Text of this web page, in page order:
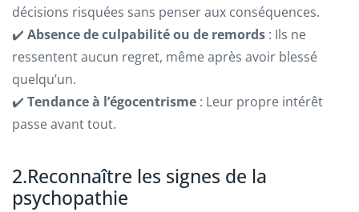
décisions risquées sans penser aux conséquences.
✔️ Absence de culpabilité ou de remords : Ils ne
ressentent aucun regret, même après avoir blessé
quelqu’un.
✔️ Tendance à l’égocentrisme : Leur propre intérêt
passe avant tout.
2.Reconnaître les signes de la
psychopathie